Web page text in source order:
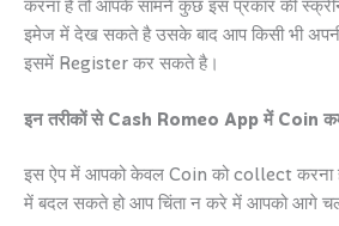
करना है तो आपके सामने कुछ इस प्रकार की
इमेज में देख सकते है उसके बाद आप किसी भी
इसमें Register कर सकते है।
इन तरीकों से Cash Romeo App में Coin
इस ऐप में आपको केवल Coin को collect करना
में बदल सकते हो आप चिंता न करे में आपको आगे